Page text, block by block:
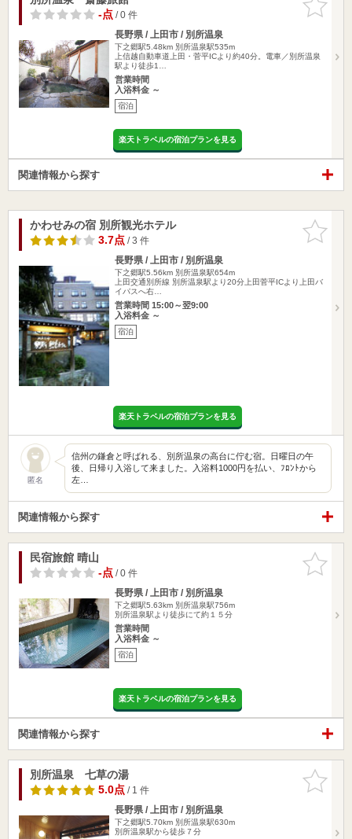
りに追加
-点/ 0 件
長野県 / 上田市 / 別所温泉
下之郷駅5.48km 別所温泉駅535m
上信越自動車道上田・菅平ICより約40分。電車／別所温泉
駅より徒歩1…
営業時間
入浴料金 ～
宿泊
楽天トラベルの宿泊プランを見る
関連情報から探す
お気に入
りに追加
かわせみの宿 別所観光ホテル
3.7点/ 3 件
長野県 / 上田市 / 別所温泉
下之郷駅5.56km 別所温泉駅654m
上田交通別所線 別所温泉駅より20分上田菅平ICより上田バ
イパスへ右…
営業時間 15:00～翌9:00
入浴料金 ～
宿泊
楽天トラベルの宿泊プランを見る
匿名
信州の鎌倉と呼ばれる、別所温泉の高台に佇む宿。日曜日の午
後、日帰り入浴して来ました。入浴料1000円を払い、ﾌﾛﾝﾄから
左…
関連情報から探す
お気に入
りに追加
民宿旅館 晴山
-点/ 0 件
長野県 / 上田市 / 別所温泉
下之郷駅5.63km 別所温泉駅756m
別所温泉駅より徒歩にて約１５分
営業時間
入浴料金 ～
宿泊
楽天トラベルの宿泊プランを見る
関連情報から探す
お気に入
りに追加
別所温泉 七草の湯
5.0点/ 1 件
長野県 / 上田市 / 別所温泉
下之郷駅5.70km 別所温泉駅630m
別所温泉駅から徒歩７分